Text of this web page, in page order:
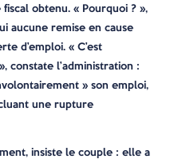
obtenu. « Pourquoi ? »,
aucune remise en cause
d’emploi. « C’est
constate l’administration :
» son emploi,
une rupture
insiste le couple : elle a